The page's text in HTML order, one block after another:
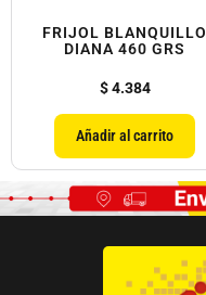
FRIJOL BLANQUILLO
DIANA 460 GRS
$4.384
Añadir al carrito